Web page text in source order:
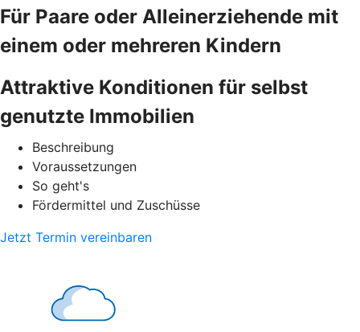
Für Paare oder Alleinerziehende mit
einem oder mehreren Kindern
Attraktive Konditionen für selbst
genutzte Immobilien
Beschreibung
Voraussetzungen
So geht's
Fördermittel und Zuschüsse
Jetzt Termin vereinbaren